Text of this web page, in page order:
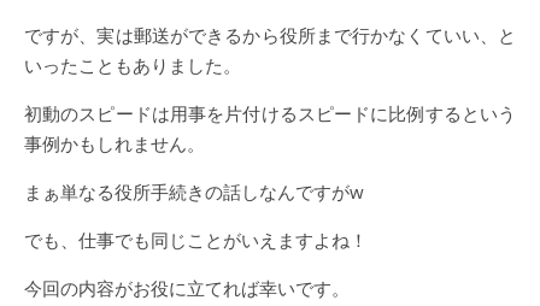
ですが、実は郵送ができるから役所まで行かなくていい、と
いったこともありました。
初動のスピードは用事を片付けるスピードに比例するという
事例かもしれません。
まぁ単なる役所手続きの話しなんですがw
でも、仕事でも同じことがいえますよね！
今回の内容がお役に立てれば幸いです。